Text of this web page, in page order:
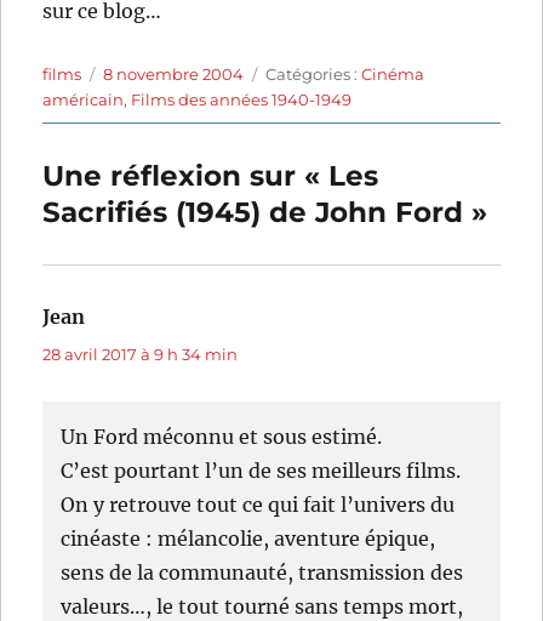
sur ce blog…
Auteur
films
Publié
le
8 novembre 2004 Catégories
Catégories :Cinéma
américain, Films des années 1940-1949
Une réflexion sur « Les
Sacrifiés (1945) de John Ford »
Jean
28 avril 2017 à 9 h 34 min
Un Ford méconnu et sous estimé.
C’est pourtant l’un de ses meilleurs films.
On y retrouve tout ce qui fait l’univers du
cinéaste : mélancolie, aventure épique,
sens de la communauté, transmission des
valeurs…, le tout tourné sans temps mort,